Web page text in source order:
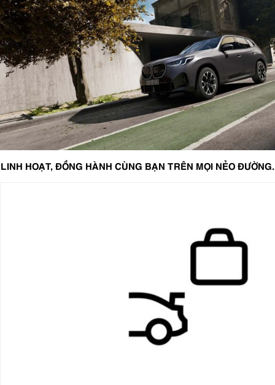
LINH HOẠT, ĐỒNG HÀNH CÙNG BẠN TRÊN MỌI NẺO ĐƯỜNG.